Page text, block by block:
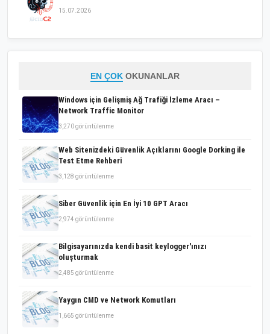
15.07.2026
EN ÇOK OKUNANLAR
Windows için Gelişmiş Ağ Trafiği İzleme Aracı –
Network Traffic Monitor
3,270 görüntülenme
Web Sitenizdeki Güvenlik Açıklarını Google Dorking ile
Test Etme Rehberi
3,128 görüntülenme
Siber Güvenlik için En İyi 10 GPT Aracı
2,974 görüntülenme
Bilgisayarınızda kendi basit keylogger'ınızı
oluşturmak
2,485 görüntülenme
Yaygın CMD ve Network Komutları
1,665 görüntülenme